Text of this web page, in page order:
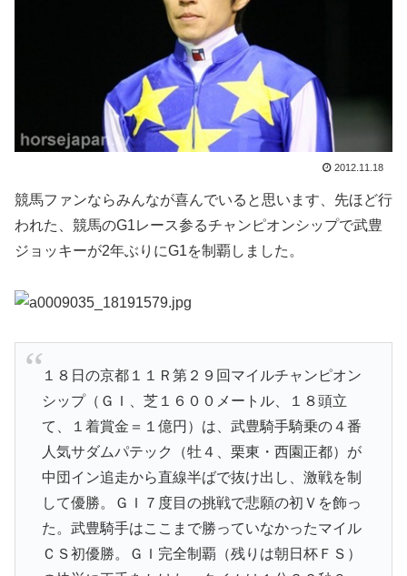
2012.11.18
競馬ファンならみんなが喜んでいると思います、先ほど行
われた、競馬のG1レース参るチャンピオンシップで武豊
ジョッキーが2年ぶりにG1を制覇しました。
１８日の京都１１Ｒ第２９回マイルチャンピオン
シップ（ＧＩ、芝１６００メートル、１８頭立
て、１着賞金＝１億円）は、武豊騎手騎乗の４番
人気サダムパテック（牡４、栗東・西園正都）が
中団イン追走から直線半ばで抜け出し、激戦を制
して優勝。ＧＩ７度目の挑戦で悲願の初Ｖを飾っ
た。武豊騎手はここまで勝っていなかったマイル
ＣＳ初優勝。ＧＩ完全制覇（残りは朝日杯ＦＳ）